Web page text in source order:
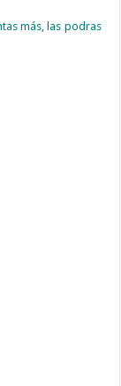
más, las podras